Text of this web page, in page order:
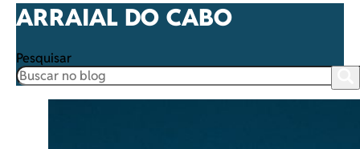
ARRAIAL DO CABO
Pesquisar